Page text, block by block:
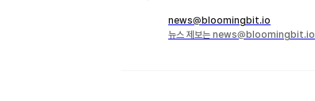
news@bloomingbit.io
뉴스 제보는 news@bloomingbit.io